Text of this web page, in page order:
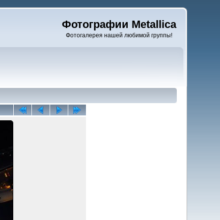
Фотографии Metallica
Фотогалерея нашей любимой группы!